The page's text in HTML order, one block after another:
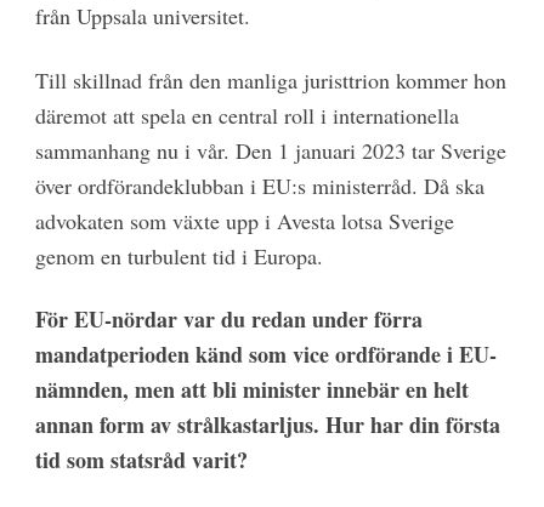
från Uppsala universitet.
Till skillnad från den manliga juristtrion kommer hon
däremot att spela en central roll i internationella
sammanhang nu i vår. Den 1 januari 2023 tar Sverige
över ordförandeklubban i EU:s ministerråd. Då ska
advokaten som växte upp i Avesta lotsa Sverige
genom en turbulent tid i Europa.
För EU-nördar var du redan under förra
mandatperioden känd som vice ordförande i EU-
nämnden, men att bli minister innebär en helt
annan form av strålkastarljus. Hur har din första
tid som statsråd varit?